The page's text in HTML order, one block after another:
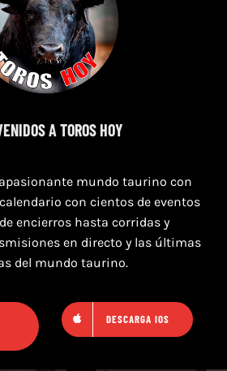
2026
A TOROS HOY
mundo taurino con
con cientos de eventos
encierros hasta corridas y
en directo y las últimas
del mundo taurino.
DESCARGA IOS